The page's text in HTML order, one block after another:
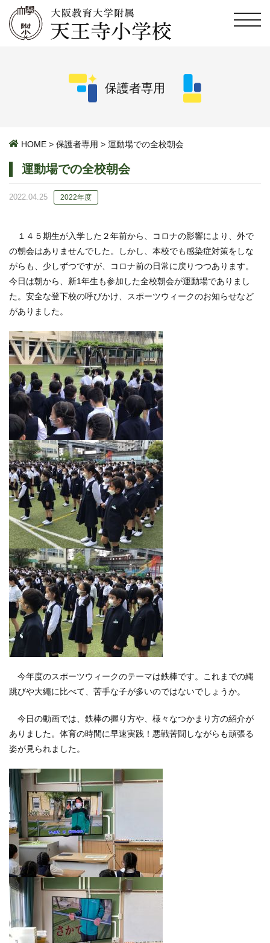
保護者専用
HOME > 保護者専用 > 運動場での全校朝会
運動場での全校朝会
2022.04.25 2022年度
１４５期生が入学した２年前から、コロナの影響により、外で
の朝会はありませんでした。しかし、本校でも感染症対策をしな
がらも、少しずつですが、コロナ前の日常に戻りつつあります。
今日は朝から、新1年生も参加した全校朝会が運動場でありまし
た。安全な登下校の呼びかけ、スポーツウィークのお知らせなど
がありました。
今年度のスポーツウィークのテーマは鉄棒です。これまでの縄
跳びや大繩に比べて、苦手な子が多いのではないでしょうか。
今日の動画では、鉄棒の握り方や、様々なつかまり方の紹介が
ありました。体育の時間に早速実践！悪戦苦闘しながらも頑張る
姿が見られました。